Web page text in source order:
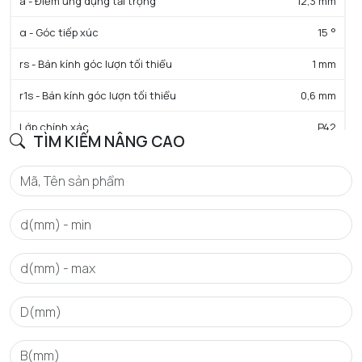
TÌM KIẾM NÂNG CAO
α - Góc tiếp xúc 15 °
rs - Bán kính góc lượn tối thiểu 1 mm
r1s - Bán kính góc lượn tối thiểu 0,6 mm
Lớp chính xác P42
HIỆU SUẤT SẢN PHẨM
C - Tải trọng động cơ bản danh định
C0 - Tải trọng tĩnh cơ bản danh định 11 kN
N lim - Tốc độ giới hạn bôi trơn dầu
N lim - Tốc độ giới hạn bôi trơn mỡ